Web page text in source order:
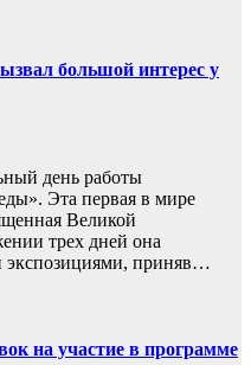
большой интерес у
день работы
Эта первая в мире
Великой
трех дней она
экспозициями, приняв…
на участие в программе